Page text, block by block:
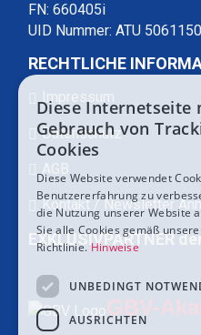
FN: 660405i
UID Nummer: ATU
RECHTLICHE
Impressum
Datenschutz
AGB
Kontakt / Newsletter
EXKLUSIVPARTNER
Diese Internetseite
Gebrauch von
Cookies
Diese Website verwendet
Benutzererfahrung zu
die Nutzung unserer Website
Sie alle Cookies gemäß
Richtlinie.Hinweise
UNBEDINGT
AUSRICHTEN